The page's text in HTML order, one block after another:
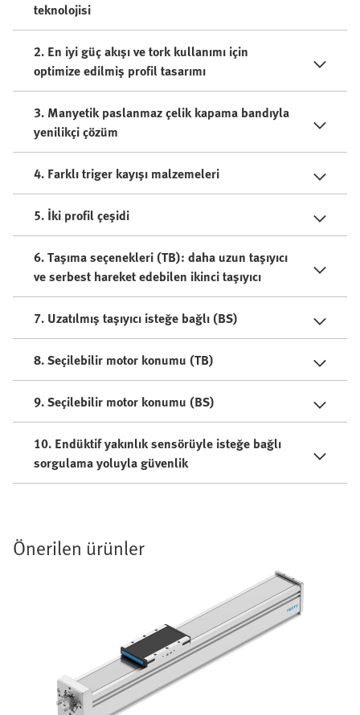
teknolojisi
2. En iyi güç akışı ve tork kullanımı için
optimize edilmiş profil tasarımı
3. Manyetik paslanmaz çelik kapama bandıyla
yenilikçi çözüm
4. Farklı triger kayışı malzemeleri
5. İki profil çeşidi
6. Taşıma seçenekleri (TB): daha uzun taşıyıcı
ve serbest hareket edebilen ikinci taşıyıcı
7. Uzatılmış taşıyıcı isteğe bağlı (BS)
8. Seçilebilir motor konumu (TB)
9. Seçilebilir motor konumu (BS)
10. Endüktif yakınlık sensörüyle isteğe bağlı
sorgulama yoluyla güvenlik
Önerilen ürünler